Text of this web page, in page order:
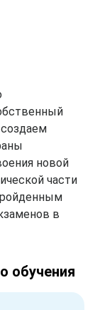
новой
части
в
обучения